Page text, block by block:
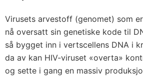
Virusets arvestoff (genomet) som
nå oversatt sin genetiske kode til
så bygget inn i vertscellens DNA i
da av kan HIV-viruset «overta»
og sette i gang en massiv